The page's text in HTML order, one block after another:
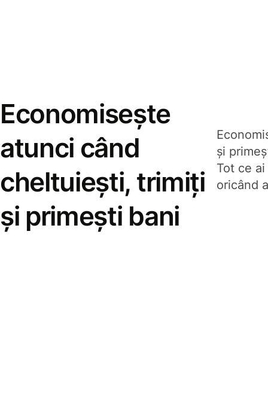
Economisește
atunci când
cheltuiești, trimiți
și primești bani
și
Tot ce
oricând